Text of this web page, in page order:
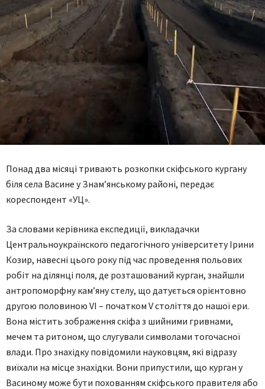
Понад два місяці тривають розкопки скіфського кургану
біля села Васине у Знам’янському районі, передає
кореспондент «УЦ».
За словами керівника експедиції, викладачки
Центральноукраїнского педагогічного університету Ірини
Козир, навесні цього року під час проведення польових
робіт на ділянці поля, де розташований курган, знайшли
антропоморфну кам’яну стелу, що датується орієнтовно
другою половиною VI – початком V століття до нашої ери.
Вона містить зображення скіфа з шийними гривнами,
мечем та ритоном, що слугували символами тогочасної
влади. Про знахідку повідомили науковцям, які відразу
виїхали на місце знахідки. Вони припустили, що курган у
Васиному може бути похованням скіфського правителя або